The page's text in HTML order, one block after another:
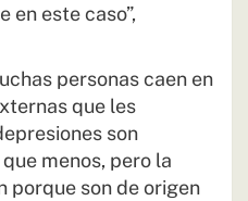
este caso”,
personas caen en
que les
son
menos, pero la
porque son de origen